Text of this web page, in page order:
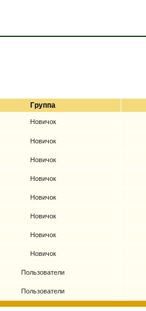
Группа
Новичок
Новичок
Новичок
Новичок
Новичок
Новичок
Новичок
Новичок
Пользователи
Пользователи